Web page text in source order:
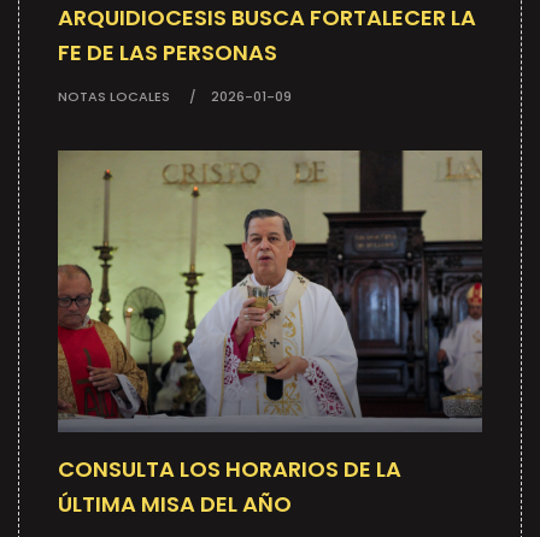
ARQUIDIOCESIS BUSCA FORTALECER LA
FE DE LAS PERSONAS
NOTAS LOCALES 2026-01-09
CONSULTA LOS HORARIOS DE LA
ÚLTIMA MISA DEL AÑO